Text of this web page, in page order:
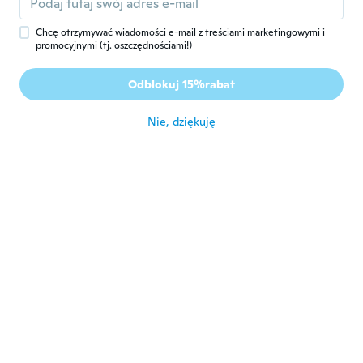
size XL is usually too big
Richard
Rok dołączenia 2017 · 58 opinie
Chcę otrzymywać wiadomości e-mail z treściami marketingowymi i
promocyjnymi (tj. oszczędnościami!)
Odblokuj 15%rabat
Nie, dziękuję